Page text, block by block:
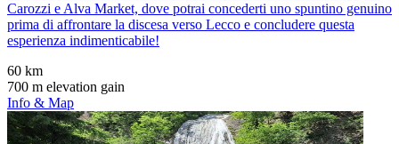
Carozzi e Alva Market, dove potrai concederti uno spuntino genuino
prima di affrontare la discesa verso Lecco e concludere questa
esperienza indimenticabile!
60 km
700 m elevation gain
Info & Map